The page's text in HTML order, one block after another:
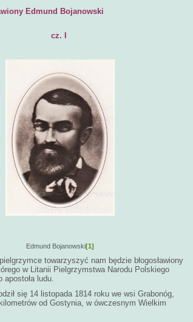
Edmund
cz. I
Edmund Bojanowski[1]
towarzyszyć nam będzie błogosławiony
w Litanii Pielgrzymstwa Narodu Polskiego
ludu.
się 14 listopada 1814 roku we wsi Grabonóg,
od Gostynia, w ówczesnym Wielkim